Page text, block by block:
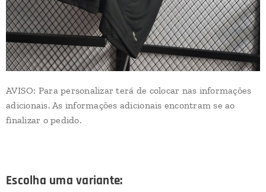
AVISO: Para personalizar terá de colocar nas informações
adicionais. As informações adicionais encontram se ao
finalizar o pedido.
Escolha uma variante: